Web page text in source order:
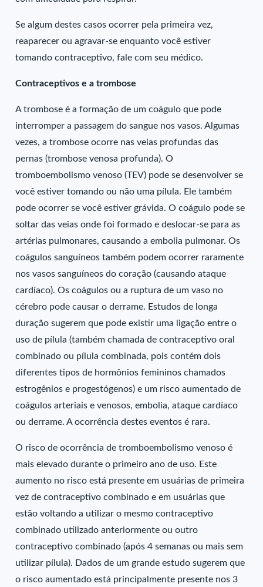
Se algum destes casos ocorrer pela primeira vez,
reaparecer ou agravar-se enquanto você estiver
tomando contraceptivo, fale com seu médico.
Contraceptivos e a trombose
A trombose é a formação de um coágulo que pode
interromper a passagem do sangue nos vasos. Algumas
vezes, a trombose ocorre nas veias profundas das
pernas (trombose venosa profunda). O
tromboembolismo venoso (TEV) pode se desenvolver se
você estiver tomando ou não uma pílula. Ele também
pode ocorrer se você estiver grávida. O coágulo pode se
soltar das veias onde foi formado e deslocar-se para as
artérias pulmonares, causando a embolia pulmonar. Os
coágulos sanguíneos também podem ocorrer raramente
nos vasos sanguíneos do coração (causando ataque
cardíaco). Os coágulos ou a ruptura de um vaso no
cérebro pode causar o derrame. Estudos de longa
duração sugerem que pode existir uma ligação entre o
uso de pílula (também chamada de contraceptivo oral
combinado ou pílula combinada, pois contém dois
diferentes tipos de hormônios femininos chamados
estrogênios e progestógenos) e um risco aumentado de
coágulos arteriais e venosos, embolia, ataque cardíaco
ou derrame. A ocorrência destes eventos é rara.
O risco de ocorrência de tromboembolismo venoso é
mais elevado durante o primeiro ano de uso. Este
aumento no risco está presente em usuárias de primeira
vez de contraceptivo combinado e em usuárias que
estão voltando a utilizar o mesmo contraceptivo
combinado utilizado anteriormente ou outro
contraceptivo combinado (após 4 semanas ou mais sem
utilizar pílula). Dados de um grande estudo sugerem que
o risco aumentado está principalmente presente nos 3